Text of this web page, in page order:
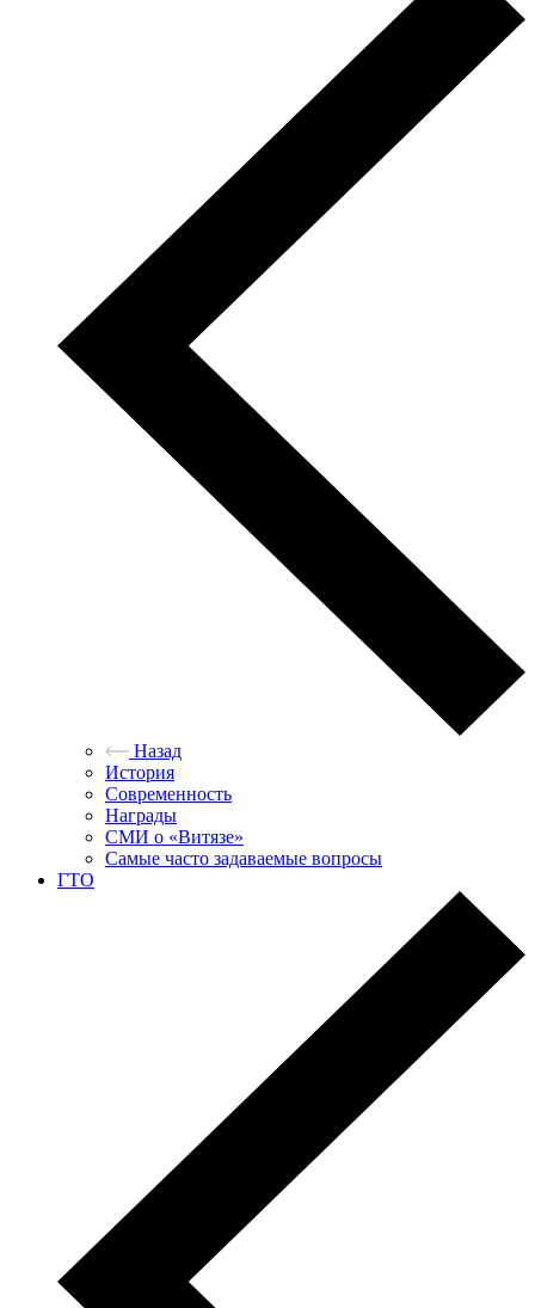
Назад
История
Современность
Награды
СМИ о «Витязе»
Самые часто задаваемые вопросы
ГТО